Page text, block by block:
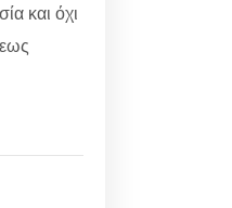
και όχι